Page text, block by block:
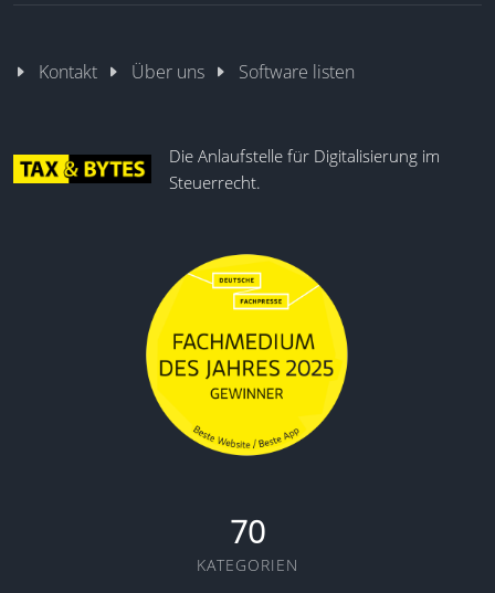
Kontakt Über uns Software listen
Die Anlaufstelle für Digitalisierung im
Steuerrecht.
70
KATEGORIEN